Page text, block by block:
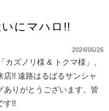
にマハロ!!
2024/06/26
カズノリ様 & トクマ様」、
店!! 遠路はるばるサンシャ
ありがとうございます。皆
す!!